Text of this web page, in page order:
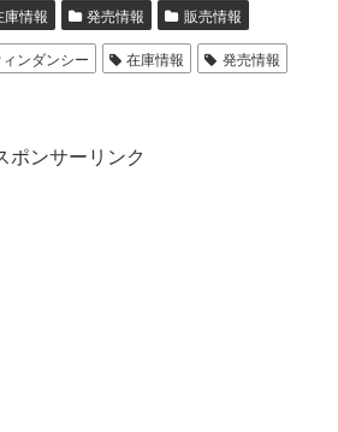
庫情報 発売情報 販売情報
ィンダンシー 在庫情報
発売情報
ポンサーリンク